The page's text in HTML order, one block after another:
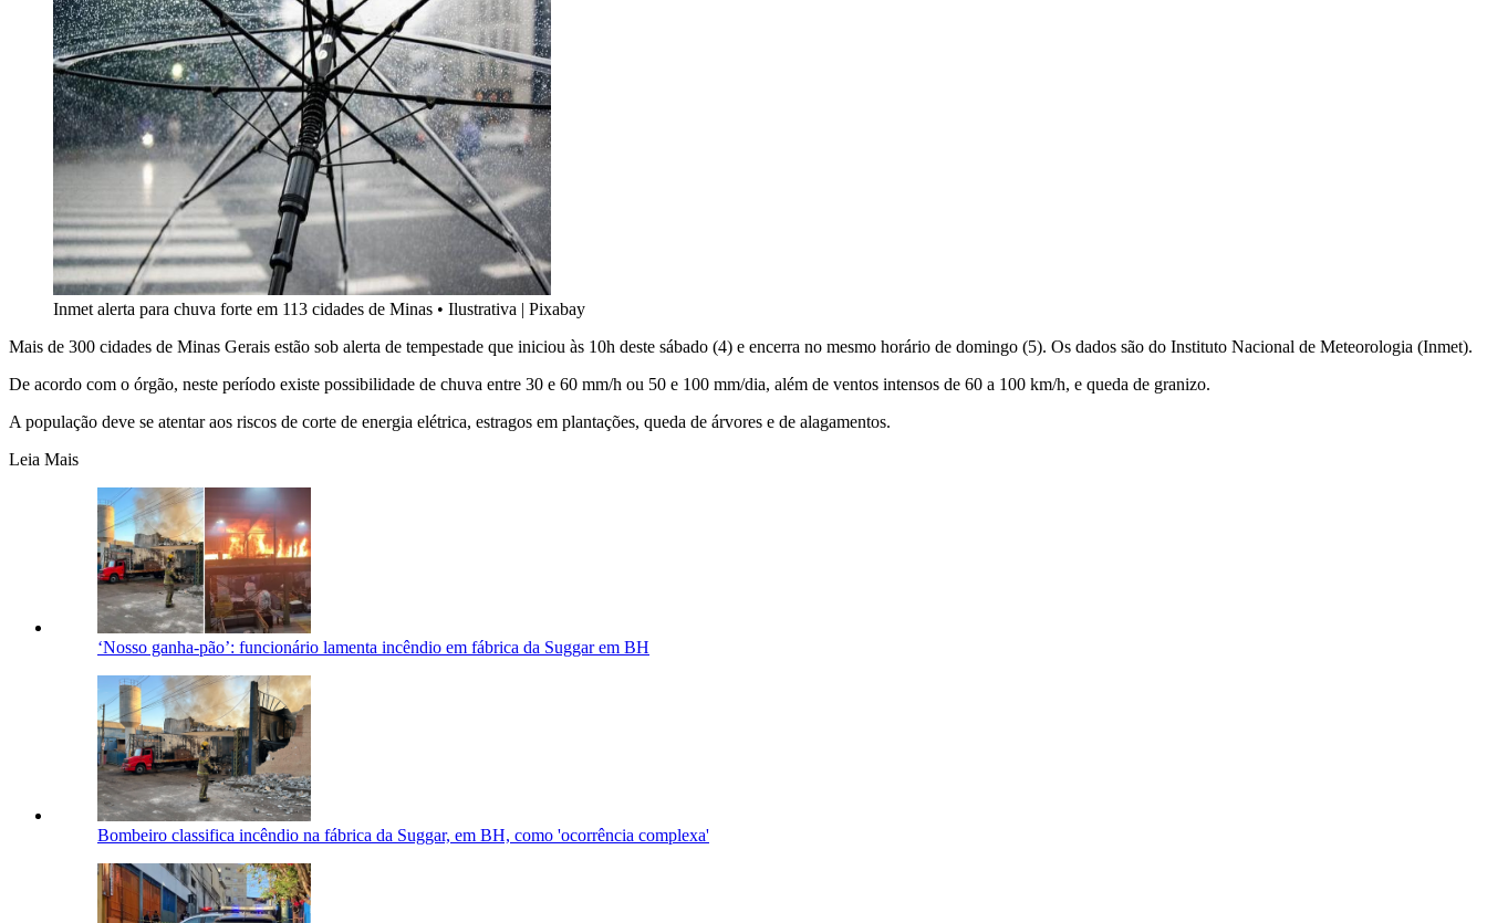
Inmet alerta para chuva forte em 113 cidades de Minas • Ilustrativa | Pixabay
Mais de 300 cidades de Minas Gerais estão sob alerta de tempestade que iniciou às 10h deste sábado (4) e encerra no mesmo horário de domingo (5). Os dados são do Instituto Nacional de Meteorologia (Inmet).
De acordo com o órgão, neste período existe possibilidade de chuva entre 30 e 60 mm/h ou 50 e 100 mm/dia, além de ventos intensos de 60 a 100 km/h, e queda de granizo.
A população deve se atentar aos riscos de corte de energia elétrica, estragos em plantações, queda de árvores e de alagamentos.
Leia Mais
‘Nosso ganha-pão’: funcionário lamenta incêndio em fábrica da Suggar em BH
Bombeiro classifica incêndio na fábrica da Suggar, em BH, como 'ocorrência complexa'